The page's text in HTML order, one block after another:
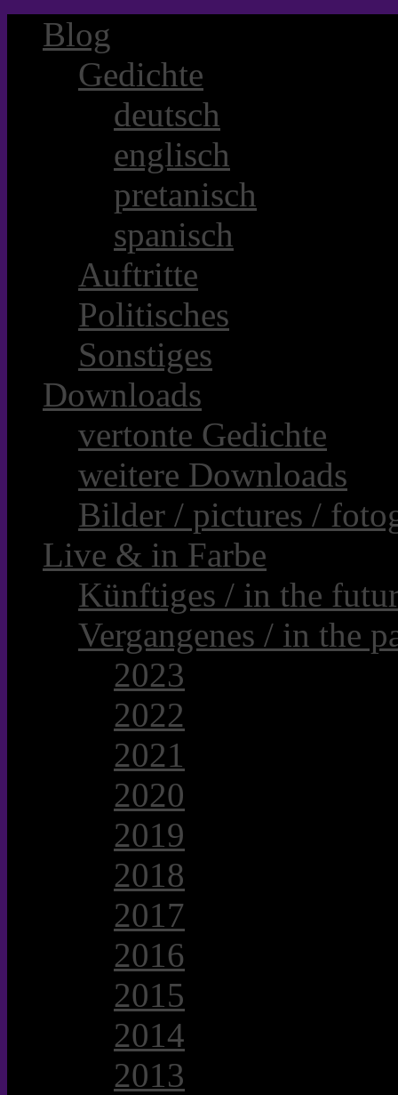
Blog
Gedichte
deutsch
englisch
pretanisch
spanisch
Auftritte
Politisches
Sonstiges
Downloads
vertonte Gedichte
weitere Downloads
Bilder / pictures /
Live & in Farbe
Künftiges / in the
Vergangenes / in the
2023
2022
2021
2020
2019
2018
2017
2016
2015
2014
2013